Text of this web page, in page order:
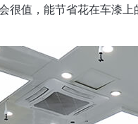
很值，能节省花在车漆